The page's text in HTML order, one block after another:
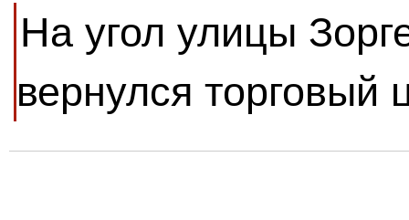
На угол улицы
вернулся торговый